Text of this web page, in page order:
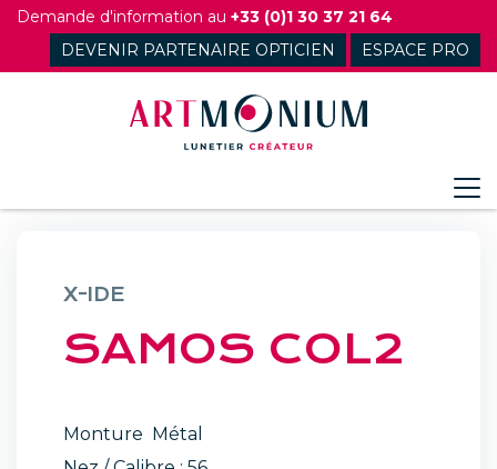
Skip
content
Demande d'information au +33 (0)1 30 37 21 64
DEVENIR PARTENAIRE OPTICIEN
ESPACE PRO
X-IDE
SAMOS COL2
Monture Métal